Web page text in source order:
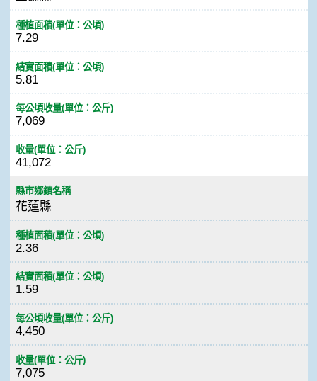
種植面積(單位：公頃)
7.29
結實面積(單位：公頃)
5.81
每公頃收量(單位：公斤)
7,069
收量(單位：公斤)
41,072
縣市鄉鎮名稱
花蓮縣
種植面積(單位：公頃)
2.36
結實面積(單位：公頃)
1.59
每公頃收量(單位：公斤)
4,450
收量(單位：公斤)
7,075